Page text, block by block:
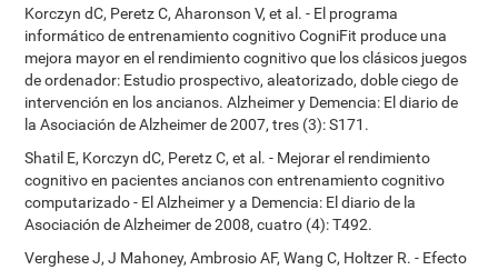
Korczyn dC, Peretz C, Aharonson V, et al. - El programa
informático de entrenamiento cognitivo CogniFit produce una
mejora mayor en el rendimiento cognitivo que los clásicos juegos
de ordenador: Estudio prospectivo, aleatorizado, doble ciego de
intervención en los ancianos. Alzheimer y Demencia: El diario de
la Asociación de Alzheimer de 2007, tres (3): S171.
Shatil E, Korczyn dC, Peretz C, et al. - Mejorar el rendimiento
cognitivo en pacientes ancianos con entrenamiento cognitivo
computarizado - El Alzheimer y a Demencia: El diario de la
Asociación de Alzheimer de 2008, cuatro (4): T492.
Verghese J, J Mahoney, Ambrosio AF, Wang C, Holtzer R. - Efecto